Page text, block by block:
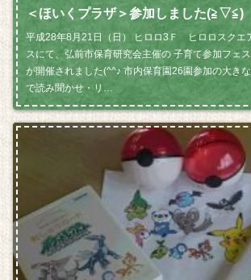
＜ほいくプラザ＞参加しました(≧▽≦)
平成28年8月21日（日） ヒロロ3Ｆ ヒロロスクエ
スにて、弘前市保育研究会主催の 子育て参加フェ
が開催されました(^^♪ 市内保育園26園参加の大き
で読み聞かせ・リ…